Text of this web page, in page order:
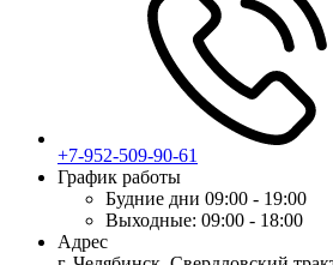
+7-952-509-90-61
График работы
Будние дни 09:00 - 19:00
Выходные: 09:00 - 18:00
Адрес